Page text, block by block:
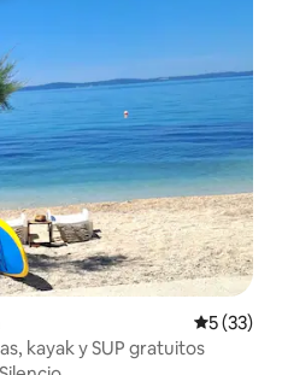
5 (33)
kayak y SUP gratuitos